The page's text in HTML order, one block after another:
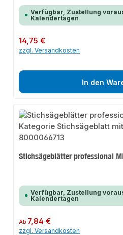
Verfügbar, Zustellung
Kalendertagen
Regulärer Preis:
14,75 €
zzgl. Versandkosten
In den
Stichsägeblätter professional
Verfügbar, Zustellung
Kalendertagen
Regulärer Preis:
Ab 7,84 €
zzgl. Versandkosten